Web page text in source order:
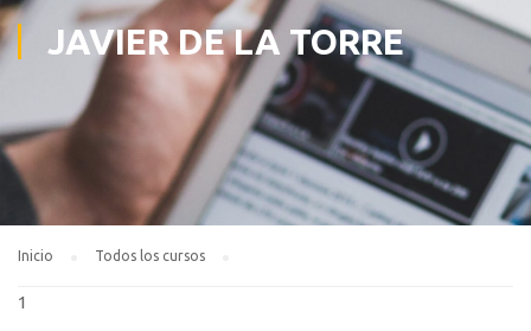
JAVIER DE LA TORRE
Inicio Todos los cursos
1